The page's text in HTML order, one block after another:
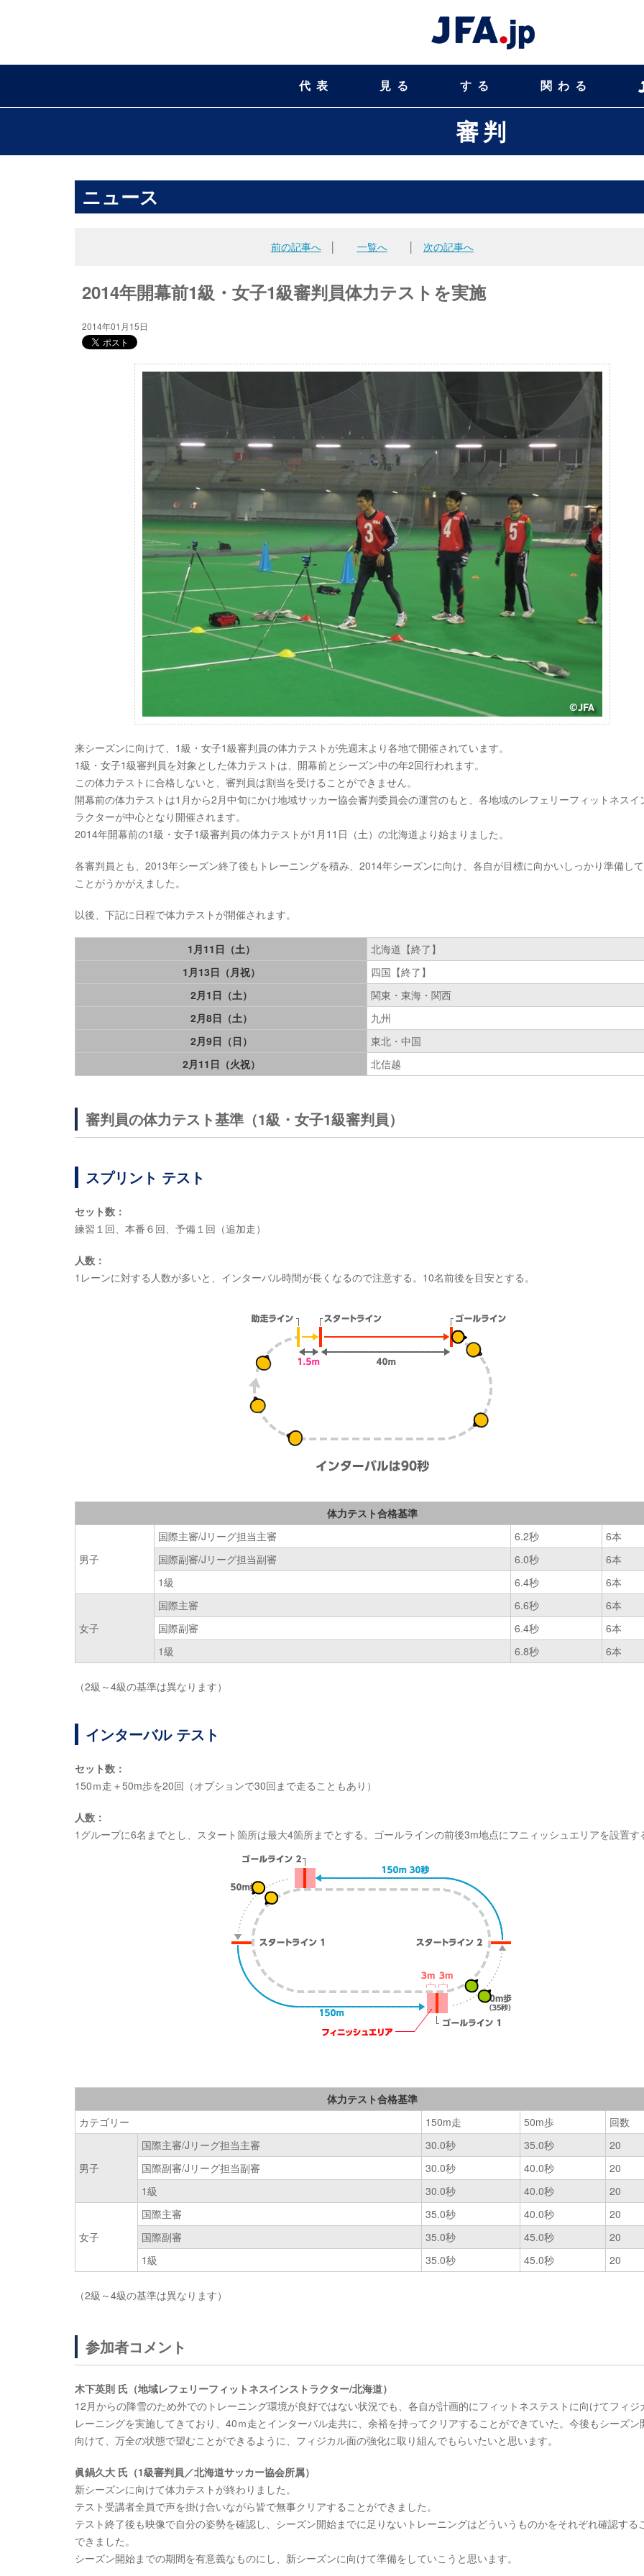
代表 見る する 関わる
審判
ニュース
前の記事へ│ 一覧へ 次の記事へ
2014年開幕前1級・女子1級審判員体力テストを実施
2014年01月15日
来シーズンに向けて、1級・女子1級審判員の体力テストが先週末より各地で開催されています。
1級・女子1級審判員を対象とした体力テストは、開幕前とシーズン中の年2回行われます。
この体力テストに合格しないと、審判員は割当を受けることができません。
開幕前の体力テストは1月から2月中旬にかけ地域サッカー協会審判委員会の運営のもと、各地域のレフェリーフィットネスイ
ラクターが中心となり開催されます。
2014年開幕前の1級・女子1級審判員の体力テストが1月11日（土）の北海道より始まりました。
各審判員とも、2013年シーズン終了後もトレーニングを積み、2014年シーズンに向け、各自が目標に向かいしっかり準備し
ことがうかがえました。
以後、下記に日程で体力テストが開催されます。
1月11日（土）
北海道【終了】
1月13日（月祝）
四国【終了】
2月1日（土）
関東・東海・関西
2月8日（土）
九州
2月9日（日）
東北・中国
2月11日（火祝）
北信越
審判員の体力テスト基準（1級・女子1級審判員）
スプリント テスト
セット数：
練習１回、本番６回、予備１回（追加走）
人数：
1レーンに対する人数が多いと、インターバル時間が長くなるので注意する。10名前後を目安とする。
体力テスト合格基準
男子
国際主審/Jリーグ担当主審 6.2秒
6本
国際副審/Jリーグ担当副審
6.0秒
6本
1級
6.4秒 6本
女子
国際主審 6.6秒
6本
国際副審
6.4秒
6本
1級
6.8秒 6本
（2級～4級の基準は異なります）
インターバル テスト
セット数：
150ｍ走＋50m歩を20回（オプションで30回まで走ることもあり）
人数：
1グループに6名までとし、スタート箇所は最大4箇所までとする。ゴールラインの前後3m地点にフニィッシュエリアを設置す
体力テスト合格基準
カテゴリー
150m走 50m歩 回数
男子
国際主審/Jリーグ担当主審 30.0秒 35.0秒
20
国際副審/Jリーグ担当副審
30.0秒 40.0秒
20
1級
30.0秒 40.0秒 20
女子
国際主審 35.0秒 40.0秒
20
国際副審
35.0秒 45.0秒
20
1級
35.0秒 45.0秒 20
（2級～4級の基準は異なります）
参加者コメント
木下英則 氏（地域レフェリーフィットネスインストラクター/北海道）
12月からの降雪のため外でのトレーニング環境が良好ではない状況でも、各自が計画的にフィットネステストに向けてフィジ
レーニングを実施してきており、40ｍ走とインターバル走共に、余裕を持ってクリアすることができていた。今後もシーズン
向けて、万全の状態で望むことができるように、フィジカル面の強化に取り組んでもらいたいと思います。
眞鍋久大 氏（1級審判員／北海道サッカー協会所属）
新シーズンに向けて体力テストが終わりました。
テスト受講者全員で声を掛け合いながら皆で無事クリアすることができました。
テスト終了後も映像で自分の姿勢を確認し、シーズン開始までに足りないトレーニングはどういうものかをそれぞれ確認する
できました。
シーズン開始までの期間を有意義なものにし、新シーズンに向けて準備をしていこうと思います。